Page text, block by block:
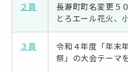
２頁
長瀞町町名変更５
とろエール花火、
３頁
令和４年度「年末
祭」の大会テーマ